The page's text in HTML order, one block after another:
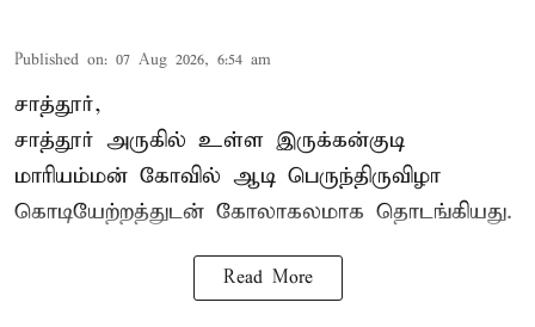
Published on: 07 Aug 2026, 6:54 am
சாத்தூர்,
சாத்தூர் அருகில் உள்ள இருக்கன்குடி
மாரியம்மன் கோவில் ஆடி பெருந்திருவிழா
கொடியேற்றத்துடன் கோலாகலமாக தொடங்கியது.
Read More